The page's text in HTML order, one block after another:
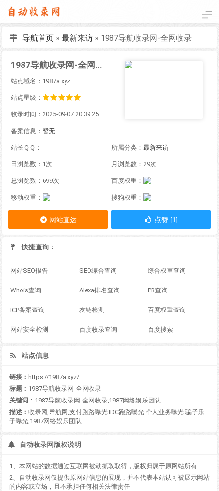
导航首页» 最新来访» 1987导航收录网-全网收录
1987导航收录网-全网收录
站点域名：1987a.xyz
站点星级：
收录时间：2025-09-07 20:39:25
备案信息： 暂无
站长ＱＱ： 所属分类： 最新来访
日浏览数：1次 月浏览数：29次
总浏览数：699次 百度权重：
移动权重： 搜狗权重：
网站直达 点赞 [1]
快捷查询：
网站SEO报告 SEO综合查询 综合权重查询
Whois查询 Alexa排名查询 PR查询
ICP备案查询 友链检测 百度权重查询
网站安全检测 百度收录查询 百度搜索
站点信息
链接： https://1987a.xyz/
标题： 1987导航收录网-全网收录
关键词： 1987导航收录网-全网收录,1987网络娱乐团队
描述： 收录网,导航网,支付跑路曝光.IDC跑路曝光.个人业务曝光.骗子乐
子曝光,1987网络娱乐团队
自动收录网版权说明
1、本网站的数据通过互联网被动抓取取得，版权归属于原网站所有
2、自动收录网仅提供原网站信息的展现，并不代表本站认可被展示网站
的内容或立场，且不承担任何相关法律责任